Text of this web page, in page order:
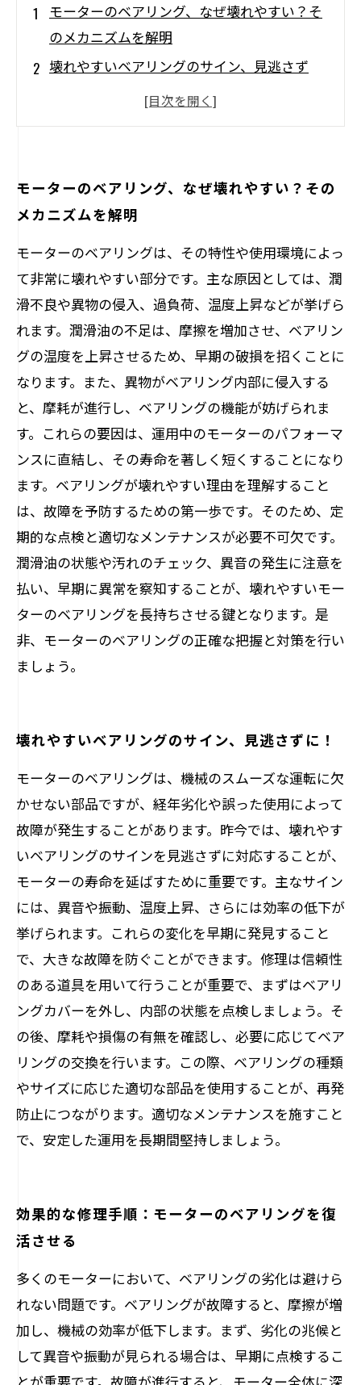
モーターのベアリング、なぜ壊れやすい？そ
のメカニズムを解明
壊れやすいベアリングのサイン、見逃さず
効果的な修理手順：モーターのベアリングを
初期段階の故障に気付くためのチェックポイ
モーターの寿命を延ばすために知っておくべ
きベアリング管理法
あなたもできる！壊れやすいモーターのベア
リング修理マスターガイド
モーターのベアリング、なぜ壊れやすい？その
メカニズムを解明
モーターのベアリングは、その特性や使用環境によっ
て非常に壊れやすい部分です。主な原因としては、潤
滑不良や異物の侵入、過負荷、温度上昇などが挙げら
れます。潤滑油の不足は、摩擦を増加させ、ベアリン
グの温度を上昇させるため、早期の破損を招くことに
なります。また、異物がベアリング内部に侵入する
と、摩耗が進行し、ベアリングの機能が妨げられま
す。これらの要因は、運用中のモーターのパフォーマ
ンスに直結し、その寿命を著しく短くすることになり
ます。ベアリングが壊れやすい理由を理解すること
は、故障を予防するための第一歩です。そのため、定
期的な点検と適切なメンテナンスが必要不可欠です。
潤滑油の状態や汚れのチェック、異音の発生に注意を
払い、早期に異常を察知することが、壊れやすいモー
ターのベアリングを長持ちさせる鍵となります。是
非、モーターのベアリングの正確な把握と対策を行い
ましょう。
壊れやすいベアリングのサイン、見逃さずに！
モーターのベアリングは、機械のスムーズな運転に欠
かせない部品ですが、経年劣化や誤った使用によって
故障が発生することがあります。昨今では、壊れやす
いベアリングのサインを見逃さずに対応することが、
モーターの寿命を延ばすために重要です。主なサイン
には、異音や振動、温度上昇、さらには効率の低下が
挙げられます。これらの変化を早期に発見すること
で、大きな故障を防ぐことができます。修理は信頼性
のある道具を用いて行うことが重要で、まずはベアリ
ングカバーを外し、内部の状態を点検しましょう。そ
の後、摩耗や損傷の有無を確認し、必要に応じてベア
リングの交換を行います。この際、ベアリングの種類
やサイズに応じた適切な部品を使用することが、再発
防止につながります。適切なメンテナンスを施すこと
で、安定した運用を長期間堅持しましょう。
効果的な修理手順：モーターのベアリングを復
活させる
多くのモーターにおいて、ベアリングの劣化は避けら
れない問題です。ベアリングが故障すると、摩擦が増
加し、機械の効率が低下します。まず、劣化の兆候と
して異音や振動が見られる場合は、早期に点検するこ